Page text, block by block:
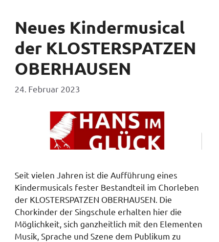
Neues Kindermusical
der KLOSTERSPATZEN
OBERHAUSEN
24. Februar 2023
Seit vielen Jahren ist die Aufführung eines
Kindermusicals fester Bestandteil im Chorleben
der KLOSTERSPATZEN OBERHAUSEN. Die
Chorkinder der Singschule erhalten hier die
Möglichkeit, sich ganzheitlich mit den Elementen
Musik, Sprache und Szene dem Publikum zu